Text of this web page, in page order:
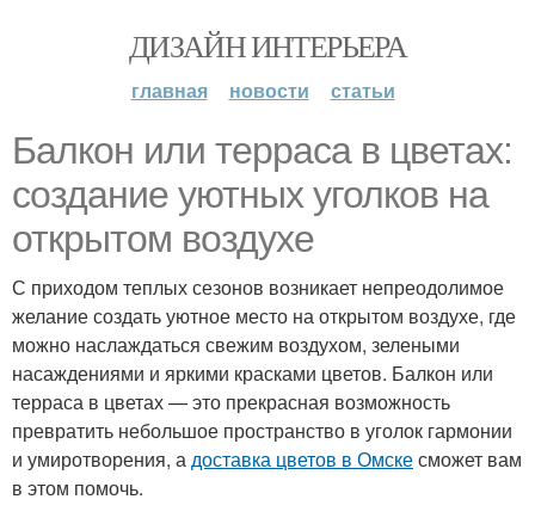
ДИЗАЙН ИНТЕРЬЕРА
главная новости статьи
Балкон или терраса в цветах:
создание уютных уголков на
открытом воздухе
С приходом теплых сезонов возникает непреодолимое
желание создать уютное место на открытом воздухе, где
можно наслаждаться свежим воздухом, зелеными
насаждениями и яркими красками цветов. Балкон или
терраса в цветах — это прекрасная возможность
превратить небольшое пространство в уголок гармонии
и умиротворения, адоставка цветов в Омскесможет вам
в этом помочь.